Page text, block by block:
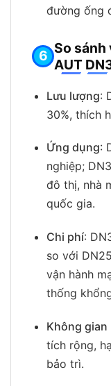
đường ống
So sánh
AUT
Lưu lượng:
30%, thích
Ứng dụng:
nghiệp;
đô thị, nhà
quốc gia.
Chi phí:
so với
vận hành
thống
Không gian
tích rộng,
bảo trì.